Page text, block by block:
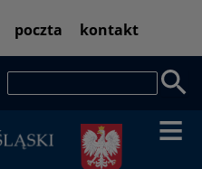
Pasek
dostępności
poczta kontakt